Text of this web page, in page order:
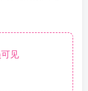
见